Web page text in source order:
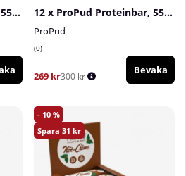
12 x ProPud Proteinbar, 55 g (Hallongrotta) 12 x ProPud Proteinbar, 55 g (Kanelbulle)
ProPud
0
269 kr300 kr
Bevaka
10
31